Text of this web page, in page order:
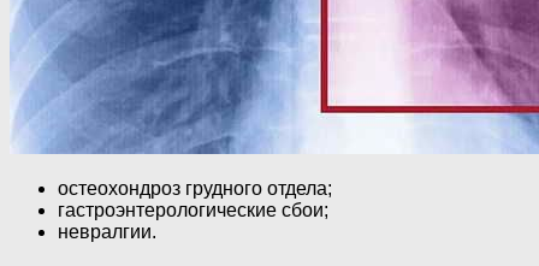
остеохондроз грудного отдела;
гастроэнтерологические сбои;
невралгии.